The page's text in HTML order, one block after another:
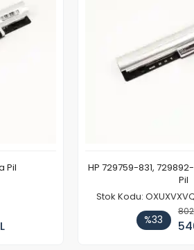
Pil
HP 729759-831,
Pil
Stok Kodu:
%33